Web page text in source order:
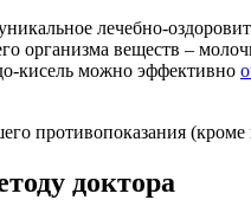
лечебно-
организма веществ –
кисель можно эффективно
противопоказания
доктора